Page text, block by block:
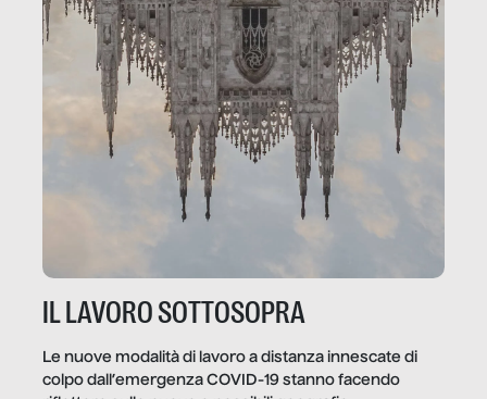
IL LAVORO SOTTOSOPRA
Le nuove modalità di lavoro a distanza innescate di
colpo dall’emergenza COVID-19 stanno facendo